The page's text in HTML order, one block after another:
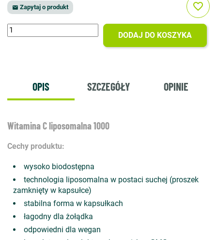
 Zapytaj o produkt
DODAJ DO KOSZYKA
favorite_border
OPIS SZCZEGÓŁY OPINIE
Witamina C liposomalna 1000
Cechy produktu:
wysoko biodostępna
technologia liposomalna w postaci suchej (proszek
zamknięty w kapsułce)
stabilna forma w kapsułkach
łagodny dla żołądka
odpowiedni dla wegan